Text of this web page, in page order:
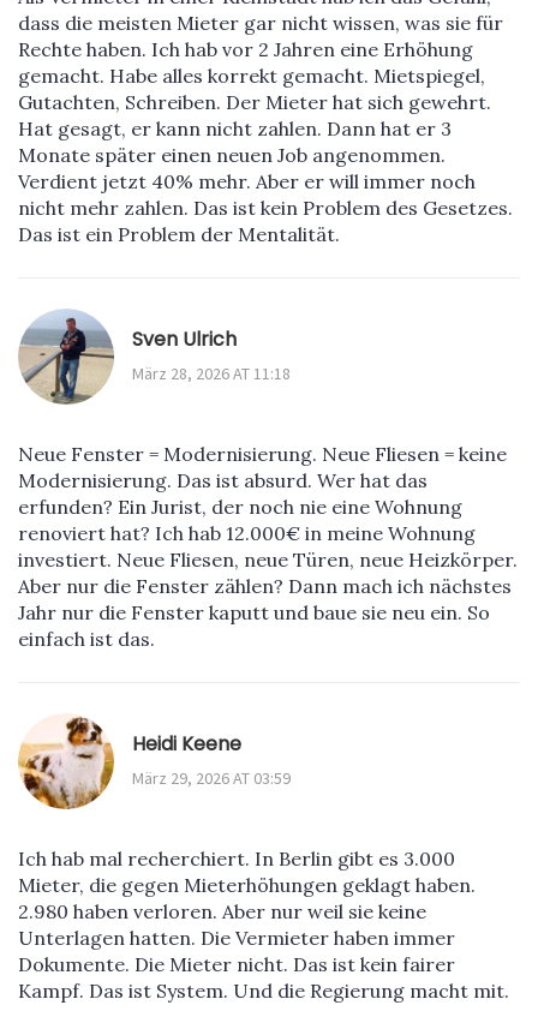
dass die meisten Mieter gar nicht wissen, was sie für
Rechte haben. Ich hab vor 2 Jahren eine Erhöhung
gemacht. Habe alles korrekt gemacht. Mietspiegel,
Gutachten, Schreiben. Der Mieter hat sich gewehrt.
Hat gesagt, er kann nicht zahlen. Dann hat er 3
Monate später einen neuen Job angenommen.
Verdient jetzt 40% mehr. Aber er will immer noch
nicht mehr zahlen. Das ist kein Problem des Gesetzes.
Das ist ein Problem der Mentalität.
Sven Ulrich
März 28, 2026 AT 11:18
Neue Fenster = Modernisierung. Neue Fliesen = keine
Modernisierung. Das ist absurd. Wer hat das
erfunden? Ein Jurist, der noch nie eine Wohnung
renoviert hat? Ich hab 12.000€ in meine Wohnung
investiert. Neue Fliesen, neue Türen, neue Heizkörper.
Aber nur die Fenster zählen? Dann mach ich nächstes
Jahr nur die Fenster kaputt und baue sie neu ein. So
einfach ist das.
Heidi Keene
März 29, 2026 AT 03:59
Ich hab mal recherchiert. In Berlin gibt es 3.000
Mieter, die gegen Mieterhöhungen geklagt haben.
2.980 haben verloren. Aber nur weil sie keine
Unterlagen hatten. Die Vermieter haben immer
Dokumente. Die Mieter nicht. Das ist kein fairer
Kampf. Das ist System. Und die Regierung macht mit.